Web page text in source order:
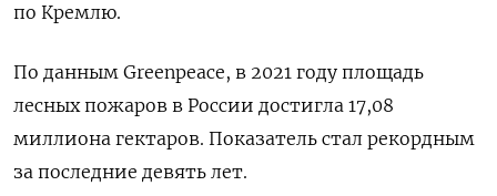
по Кремлю.
По данным Greenpeace, в 2021 году площадь
лесных пожаров в России достигла 17,08
миллиона гектаров. Показатель стал рекордным
за последние девять лет.